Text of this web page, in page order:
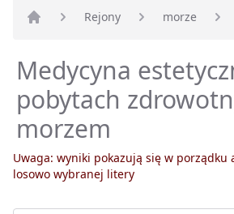
Rejony morze
Medycyna
pobytach
morzem
Uwaga: wyniki pokazują się w porządku
losowo wybranej litery